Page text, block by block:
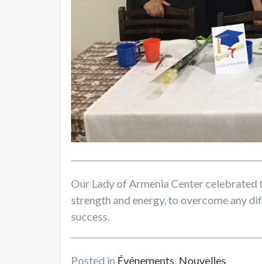
Our Lady of Armenia Center celebrated
strength and energy, to overcome any
success.
Posted in Événements Nouvelles